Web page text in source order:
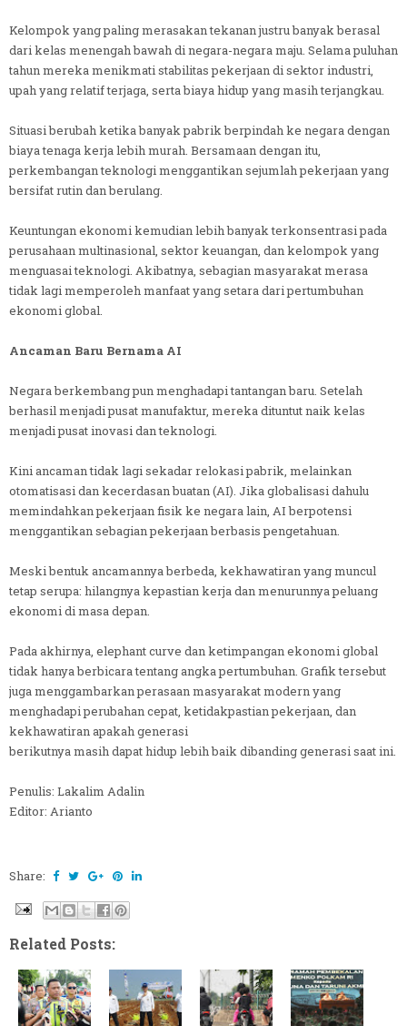
Kelompok yang paling merasakan tekanan justru banyak berasal
dari kelas menengah bawah di negara-negara maju. Selama puluhan
tahun mereka menikmati stabilitas pekerjaan di sektor industri,
upah yang relatif terjaga, serta biaya hidup yang masih terjangkau.
Situasi berubah ketika banyak pabrik berpindah ke negara dengan
biaya tenaga kerja lebih murah. Bersamaan dengan itu,
perkembangan teknologi menggantikan sejumlah pekerjaan yang
bersifat rutin dan berulang.
Keuntungan ekonomi kemudian lebih banyak terkonsentrasi pada
perusahaan multinasional, sektor keuangan, dan kelompok yang
menguasai teknologi. Akibatnya, sebagian masyarakat merasa
tidak lagi memperoleh manfaat yang setara dari pertumbuhan
ekonomi global.
Ancaman Baru Bernama AI
Negara berkembang pun menghadapi tantangan baru. Setelah
berhasil menjadi pusat manufaktur, mereka dituntut naik kelas
menjadi pusat inovasi dan teknologi.
Kini ancaman tidak lagi sekadar relokasi pabrik, melainkan
otomatisasi dan kecerdasan buatan (AI). Jika globalisasi dahulu
memindahkan pekerjaan fisik ke negara lain, AI berpotensi
menggantikan sebagian pekerjaan berbasis pengetahuan.
Meski bentuk ancamannya berbeda, kekhawatiran yang muncul
tetap serupa: hilangnya kepastian kerja dan menurunnya peluang
ekonomi di masa depan.
Pada akhirnya, elephant curve dan ketimpangan ekonomi global
tidak hanya berbicara tentang angka pertumbuhan. Grafik tersebut
juga menggambarkan perasaan masyarakat modern yang
menghadapi perubahan cepat, ketidakpastian pekerjaan, dan
kekhawatiran apakah generasi
berikutnya masih dapat hidup lebih baik dibanding generasi saat ini.
Penulis: Lakalim Adalin
Editor: Arianto
Share:
Related Posts: